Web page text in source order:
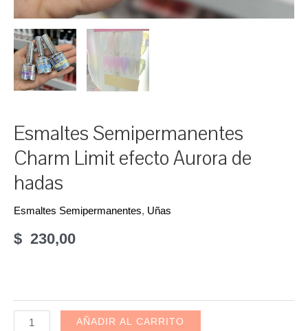
Esmaltes Semipermanentes
Charm Limit efecto Aurora de
hadas
Esmaltes Semipermanentes, Uñas
$ 230,00
Esmaltes
AÑADIR AL CARRITO